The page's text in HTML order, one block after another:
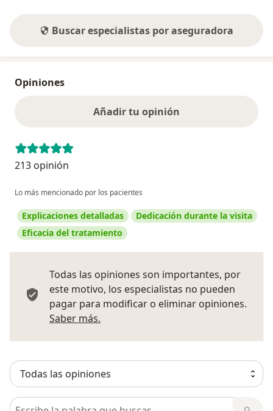
Buscar especialistas por aseguradora
Opiniones
Añadir tu opinión
213 opinión
Lo más mencionado por los pacientes
Explicaciones detalladas
Dedicación durante la visita
Eficacia del tratamiento
Todas las opiniones son importantes, por
este motivo, los especialistas no pueden
pagar para modificar o eliminar opiniones.
Saber más.
Busca en opiniones